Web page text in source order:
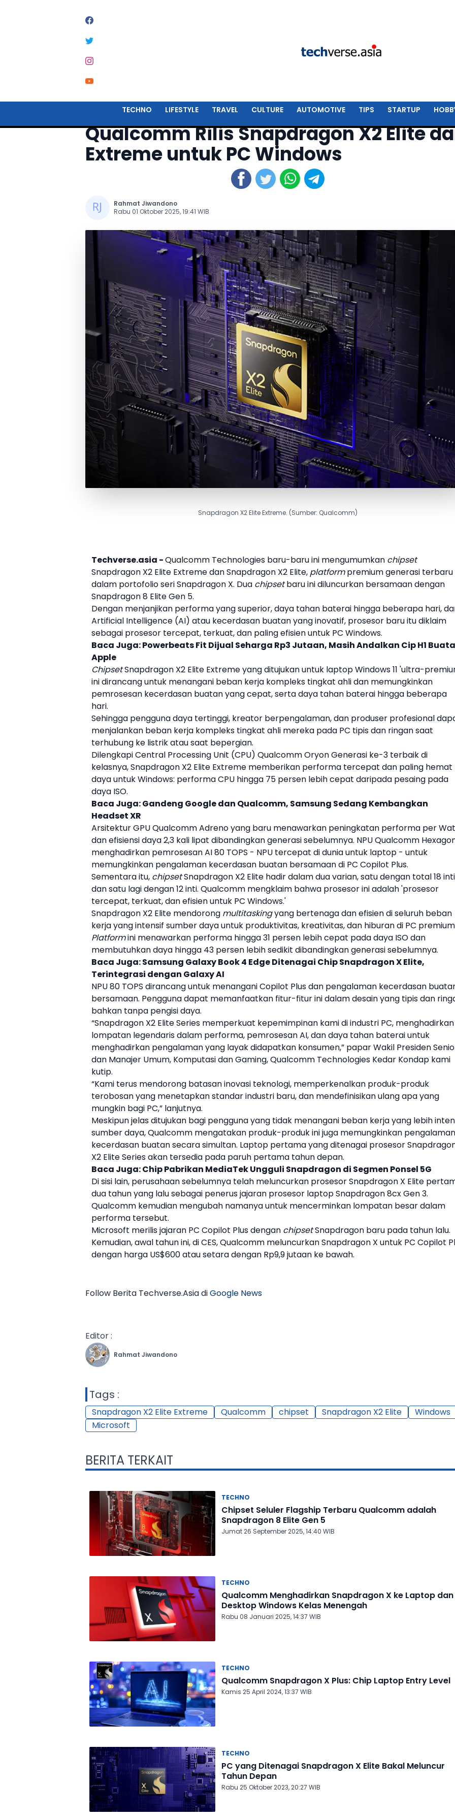
TECHNO LIFESTYLE TRAVEL CULTURE AUTOMOTIVE TIPS STARTUP
Qualcomm Rilis Snapdragon X2 Elite
Extreme untuk PC Windows
Rahmat Jiwandono
Rabu 01 Oktober 2025, 19:41 WIB
Snapdragon X2 Elite Extreme. (Sumber: Qualcomm)
Techverse.asia -Qualcomm Technologies baru-baru ini mengumumkan chipset
Snapdragon X2 Elite ExtremedanSnapdragon X2 Elite, platformpremium generasi terbaru
dalam portofolio seri Snapdragon X. Dua chipsetbaru ini diluncurkan bersamaan dengan
Snapdragon 8 Elite Gen 5.
Dengan menjanjikan performa yang superior, daya tahan baterai hingga beberapa hari,
Artificial Intelligence (AI) atau kecerdasan buatan yang inovatif, prosesor baru itu diklaim
sebagai prosesor tercepat, terkuat, dan paling efisien untuk PC Windows.
Baca Juga:Powerbeats Fit Dijual Seharga Rp3 Jutaan, Masih Andalkan Cip H1
Apple
ChipsetSnapdragon X2 Elite Extremeyang ditujukan untuk laptopWindows11 'ultra-
ini dirancang untuk menangani beban kerja kompleks tingkat ahli dan memungkinkan
pemrosesan kecerdasan buatan yang cepat, serta daya tahan baterai hingga beberapa
hari.
Sehingga pengguna daya tertinggi, kreator berpengalaman, dan produser profesional
menjalankan beban kerja kompleks tingkat ahli mereka pada PC tipis dan ringan saat
terhubung ke listrik atau saat bepergian.
Dilengkapi Central Processing Unit (CPU) QualcommOryon Generasi ke-3 terbaik di
kelasnya,Snapdragon X2 Elite Extreme memberikan performa tercepat dan paling hemat
daya untukWindows: performa CPU hingga 75 persen lebih cepat daripada pesaing pada
daya ISO.
Baca Juga:Gandeng Google dan Qualcomm, Samsung Sedang Kembangkan
Headset XR
Arsitektur GPUQualcommAdreno yang baru menawarkan peningkatan performa per
dan efisiensi daya 2,3 kali lipat dibandingkan generasi sebelumnya. NPUQualcomm
menghadirkan pemrosesan AI 80 TOPS - NPU tercepat di dunia untuk laptop - untuk
memungkinkan pengalaman kecerdasan buatan bersamaan di PC Copilot Plus.
Sementara itu, chipsetSnapdragon X2 Elite hadir dalam dua varian, satu dengan total 18 inti
dan satu lagi dengan 12 inti. Qualcomm mengklaim bahwa prosesor ini adalah 'prosesor
tercepat, terkuat, dan efisien untuk PC Windows.'
Snapdragon X2 Elite mendorong multitaskingyang bertenaga dan efisien di seluruh beban
kerja yang intensif sumber daya untuk produktivitas, kreativitas, dan hiburan di PC
Platformini menawarkan performa hingga 31 persen lebih cepat pada daya ISO dan
membutuhkan daya hingga 43 persen lebih sedikit dibandingkan generasi sebelumnya.
Baca Juga:Samsung Galaxy Book 4 Edge Ditenagai Chip Snapdragon X Elite,
Terintegrasi dengan Galaxy AI
NPU 80 TOPS dirancang untuk menangani Copilot Plus dan pengalaman kecerdasan
bersamaan. Pengguna dapat memanfaatkan fitur-fitur ini dalam desain yang tipis dan
bahkan tanpa pengisi daya.
“Snapdragon X2 EliteSeries memperkuat kepemimpinan kami di industri PC, menghadirkan
lompatan legendaris dalam performa, pemrosesan AI, dan daya tahan baterai untuk
menghadirkan pengalaman yang layak didapatkan konsumen,” papar Wakil Presiden
dan Manajer Umum, Komputasi dan Gaming,Qualcomm Technologies Kedar Kondap kami
kutip.
“Kami terus mendorong batasan inovasi teknologi, memperkenalkan produk-produk
terobosan yang menetapkan standar industri baru, dan mendefinisikan ulang apa yang
mungkin bagi PC,” lanjutnya.
Meskipun jelas ditujukan bagi pengguna yang tidak menangani beban kerja yang lebih
sumber daya,Qualcomm mengatakan produk-produk ini juga memungkinkan pengalaman
kecerdasan buatan secara simultan. Laptop pertama yang ditenagai prosesor
X2 EliteSeries akan tersedia pada paruh pertama tahun depan.
Baca Juga:Chip Pabrikan MediaTek Ungguli Snapdragon di Segmen Ponsel 5G
Di sisi lain, perusahaan sebelumnya telah meluncurkan prosesor Snapdragon X Elite
dua tahun yang lalu sebagai penerus jajaran prosesor laptop Snapdragon 8cx Gen 3.
Qualcomm kemudian mengubah namanya untuk mencerminkan lompatan besar dalam
performa tersebut.
Microsoft merilis jajaran PC Copilot Plus dengan chipsetSnapdragon baru pada tahun lalu.
Kemudian, awal tahun ini, di CES,Qualcomm meluncurkan Snapdragon X untuk PC Copilot
dengan harga US$600 atau setara dengan Rp9,9 jutaan ke bawah.
Follow Berita Techverse.Asia diGoogle News
Editor :
Rahmat Jiwandono
Tags :
Snapdragon X2 Elite Extreme Qualcomm chipset Snapdragon X2 Elite
Windows
Microsoft
BERITA TERKAIT
TECHNO
Chipset Seluler Flagship Terbaru Qualcomm adalah
Snapdragon 8 Elite Gen 5
Jumat 26 September 2025, 14:40 WIB
TECHNO
Qualcomm Menghadirkan Snapdragon X ke Laptop dan
Desktop Windows Kelas Menengah
Rabu 08 Januari 2025, 14:37 WIB
TECHNO
Qualcomm Snapdragon X Plus: Chip Laptop Entry Level
Kamis 25 April 2024, 13:37 WIB
TECHNO
PC yang Ditenagai Snapdragon X Elite Bakal Meluncur
Tahun Depan
Rabu 25 Oktober 2023, 20:27 WIB